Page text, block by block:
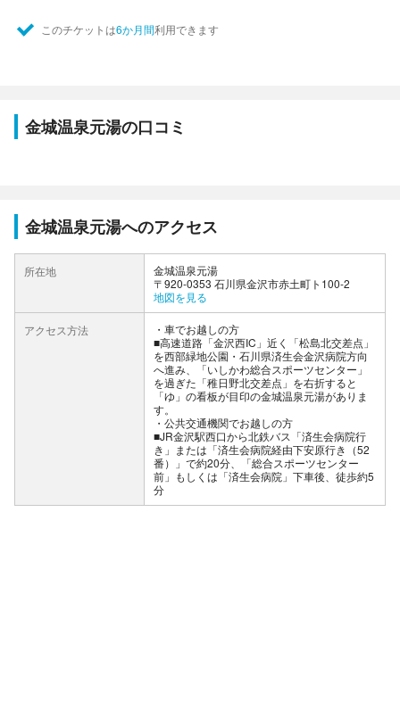
このチケットは6か月間利用できます
金城温泉元湯の口コミ
金城温泉元湯へのアクセス
所在地
金城温泉元湯
〒920-0353 石川県金沢市赤土町ト100-2
地図を見る
アクセス方法
車でお越しの方
■高速道路「金沢西IC」近く「松島北交差点」
を西部緑地公園・石川県済生会金沢病院方向
へ進み、「いしかわ総合スポーツセンター」
を過ぎた「稚日野北交差点」を右折すると
「ゆ」の看板が目印の金城温泉元湯がありま
す。
公共交通機関でお越しの方
■JR金沢駅西口から北鉄バス「済生会病院行
き」または「済生会病院経由下安原行き（52
番）」で約20分、「総合スポーツセンター
前」もしくは「済生会病院」下車後、徒歩約5
分